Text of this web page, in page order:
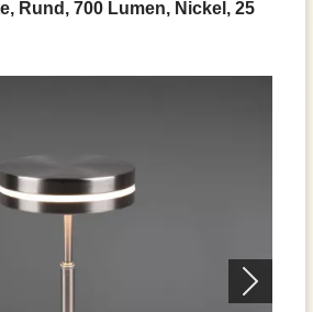
Rund, 700 Lumen, Nickel, 25